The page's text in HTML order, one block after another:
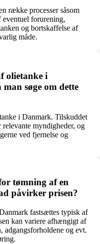
række processer såsom
forurening,
og bortskaffelse af
måde.
olietanke i
søge om dette
i Danmark. Tilskuddet
relevante myndigheder, og
ved fjernelse og
tømning af en
påvirker prisen?
fastsættes typisk af
kan variere afhængigt af
adgangsforholdene og evt.